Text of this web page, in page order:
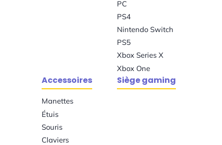
PC
PS4
Nintendo Switch
PS5
Xbox Series X
Xbox One
Accessoires
Manettes
Étuis
Souris
Claviers
Siège gaming